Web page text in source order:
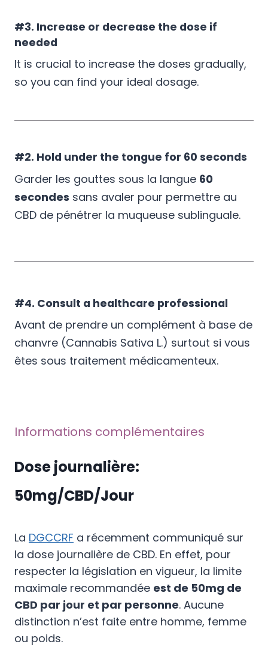
#3. Increase or decrease the dose if
needed
It is crucial to increase the doses gradually,
so you can find your ideal dosage.
#2. Hold under the tongue for 60 seconds
Garder les gouttes sous la langue 60
secondes sans avaler pour permettre au
CBD de pénétrer la muqueuse sublinguale.
#4. Consult a healthcare professional
Avant de prendre un complément à base de
chanvre (Cannabis Sativa L.) surtout si vous
êtes sous traitement médicamenteux.
Informations complémentaires
Dose journalière:
50mg/CBD/Jour
La DGCCRF a récemment communiqué sur
la dose journalière de CBD. En effet, pour
respecter la législation en vigueur, la limite
maximale recommandée est de 50mg de
CBD par jour et par personne. Aucune
distinction n’est faite entre homme, femme
ou poids.